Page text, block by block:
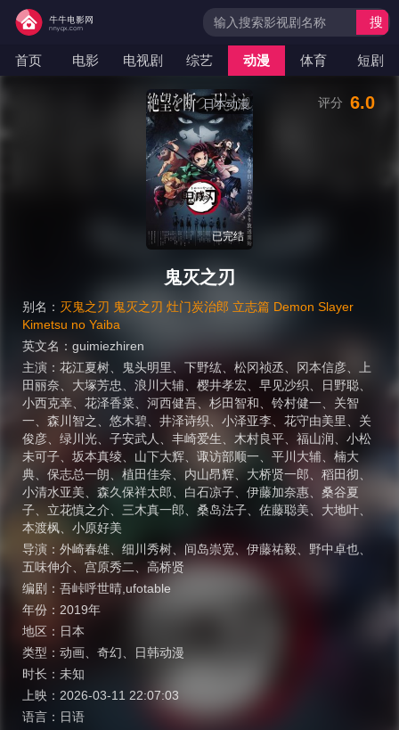
首页 电影 电视剧 综艺 动漫 体育 短剧
搜
日本动漫
已完结
鬼灭之刃
别名： 灭鬼之刃 鬼灭之刃 灶门炭治郎 立志篇 Demon Slayer
Kimetsu no Yaiba
英文名： guimiezhiren
主演： 花江夏树 鬼头明里 下野纮 松冈祯丞 冈本信彦
上
田丽奈
大塚芳忠 浪川大辅 樱井孝宏 早见沙织 日野聪
小西克幸
花泽香菜 河西健吾 杉田智和 铃村健一
关智
一
森川智之 悠木碧 井泽诗织 小泽亚李 花守由美里
关
俊彦
绿川光 子安武人 丰崎爱生 木村良平 福山润
小松
未可子
坂本真绫 山下大辉 诹访部顺一 平川大辅
楠大
典
保志总一朗 植田佳奈 内山昂辉 大桥贤一郎 稻田彻
小清水亚美
森久保祥太郎 白石凉子 伊藤加奈惠
桑谷夏
子
立花慎之介 三木真一郎 桑岛法子 佐藤聪美 大地叶
本渡枫
小原好美
导演： 外崎春雄 细川秀树 间岛崇宽 伊藤祐毅 野中卓也
五味伸介
宫原秀二
高桥贤
编剧： 吾峠呼世晴,ufotable
年份： 2019年
地区： 日本
类型： 动画 奇幻
日韩动漫
时长： 未知
上映： 2026-03-11 22:07:03
语言： 日语
评分 6.0